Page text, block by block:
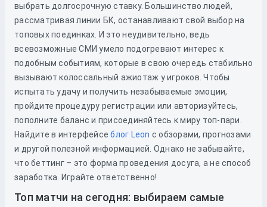
выбрать долгосрочную ставку. Большинство людей,
рассматривая линии БК, останавливают свой выбор на
топовых поединках. И это неудивительно, ведь
всевозможные СМИ умело подогревают интерес к
подобным событиям, которые в свою очередь стабильно
вызывают колоссальный ажиотаж у игроков. Чтобы
испытать удачу и получить незабываемые эмоции,
пройдите процедуру регистрации или авторизуйтесь,
пополните баланс и присоединяйтесь к миру топ-пари.
Найдите в интерфейсеблог Leon с обзорами, прогнозами
и другой полезной информацией. Однако не забывайте,
что беттинг – это форма проведения досуга, а не способ
заработка. Играйте ответственно!
Топ матчи на сегодня: выбираем самые